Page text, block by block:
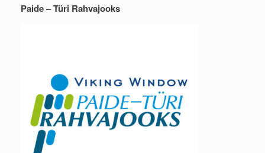
Paide – Türi Rahvajooks